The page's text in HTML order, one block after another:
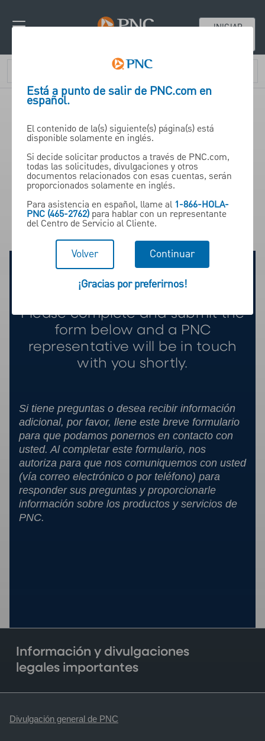
INICIAR
Contáctenos
PNC Institutional Asset
Management®
Conectémonos
Please complete and submit the
form below and a PNC
representative will be in touch
with you shortly.
Si tiene preguntas o desea recibir información
adicional, por favor, llene este breve formulario
para que podamos ponernos en contacto con
usted. Al completar este formulario, nos
autoriza para que nos comuniquemos con usted
(vía correo electrónico o por teléfono) para
responder sus preguntas y proporcionarle
información sobre los productos y servicios de
PNC.
Información y divulgaciones
legales importantes
Divulgación general de PNC
Está a punto de salir de PNC.com en
español.
El contenido de la(s) siguiente(s) página(s) está
disponible solamente en inglés.
Si decide solicitar productos a través de PNC.com,
todas las solicitudes, divulgaciones y otros
documentos relacionados con esas cuentas, serán
proporcionados solamente en inglés.
Para asistencia en español, llame al 1-866-HOLA-
PNC (465-2762)para hablar con un representante
del Centro de Servicio al Cliente.
Volver Continuar
¡Gracias por preferirnos!